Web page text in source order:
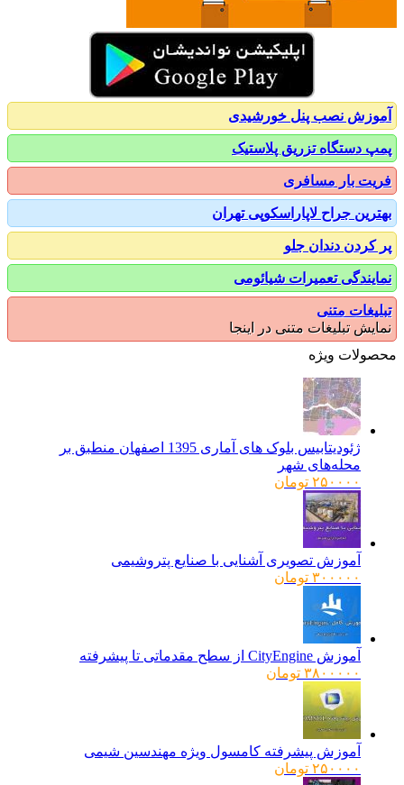
نصب پنل خورشیدی
دستگاه تزریق پلاستیک
بار مسافری
جراح لاپاراسکوپی تهران
دندان جلو
تعمیرات شیائومی
متنی
تبلیغات متنی در اینجا
ویژه
ژئودیتابیس بلوک های آماری 1395 اصفهان منطبق بر
محله‌های شهر
۲۵۰۰۰۰ تومان
آموزش تصویری آشنایی با صنایع پتروشیمی
۳۰۰۰۰۰ تومان
آموزش CityEngine از سطح مقدماتی تا پیشرفته
۳۸۰۰۰۰۰ تومان
آموزش پیشرفته کامسول ویژه مهندسین شیمی
۲۵۰۰۰۰ تومان